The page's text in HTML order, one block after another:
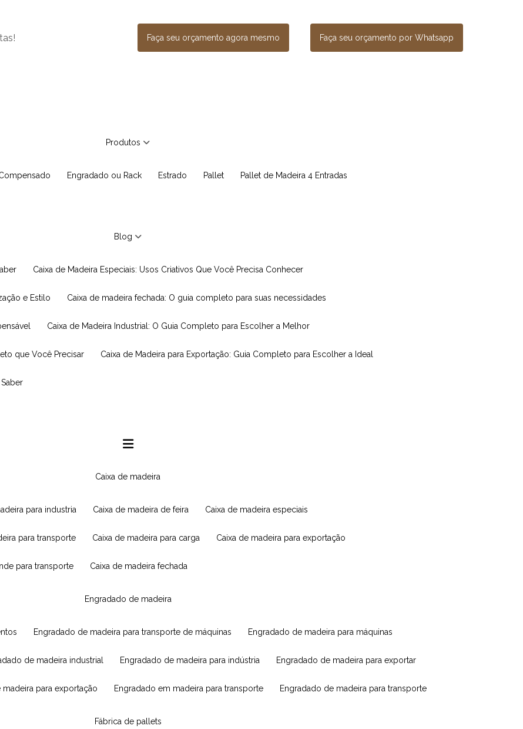
Faça seu orçamento agora mesmo Faça seu orçamento por Whatsapp
Produtos
Engradado ou Rack Estrado Pallet Pallet de Madeira 4 Entradas
Blog
Caixa de Madeira Especiais: Usos Criativos Que Você Precisa Conhecer
e Estilo Caixa de madeira fechada: O guia completo para suas necessidades
Caixa de Madeira Industrial: O Guia Completo para Escolher a Melhor
que Você Precisar Caixa de Madeira para Exportação: Guia Completo para Escolher a Ideal
caixa de madeira
para industria caixa de madeira de feira caixa de madeira especiais
para transporte caixa de madeira para carga caixa de madeira para exportação
para transporte caixa de madeira fechada
engradado de madeira
engradado de madeira para transporte de máquinas engradado de madeira para máquinas
de madeira industrial engradado de madeira para indústria engradado de madeira para exportar
madeira para exportação engradado em madeira para transporte engradado de madeira para transporte
fábrica de pallets